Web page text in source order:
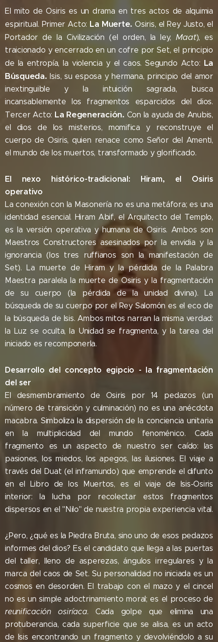
El mito de Osiris es un drama en tres actos de alquimia
espiritual. Primer Acto: La Muerte. Osiris, el Rey Justo, el
Portador de la Civilización (el orden, la ley, Maat), es
traicionado y encerrado en un cofre por Set, el principio
de la entropía, la violencia y el caos. Segundo Acto: La
Búsqueda. Isis, su esposa y hermana, principio del amor
inextinguible y la intuición sagrada, busca
incansablemente los fragmentos esparcidos del dios.
Tercer Acto: La Regeneración. Con la ayuda de Anubis,
el dios de los misterios, momifica y reconstruye el
cuerpo de Osiris, quien renace como Señor del Amenti,
el mundo de los muertos, transformado y glorificado.
El nexo histórico-tradicional: Hiram, el Osiris
operativo
La conexión con la Masonería no es una metáfora; es una
identidad esencial. Hiram Abif, el Arquitecto del Templo,
es la versión operativa y humana de Osiris. Ambos son
Maestros Constructores asesinados por la envidia y la
ignorancia (los tres ruffianos son la manifestación de
Set). La muerte de Hiram y la pérdida de la Palabra
Maestra paralela la muerte de Osiris y la fragmentación
de su cuerpo (la pérdida de la unidad divina). La
búsqueda de su cuerpo por el Rey Salomón es el eco de
la búsqueda de Isis. Ambos mitos narran la misma verdad:
la Luz se oculta, la Unidad se fragmenta, y la tarea del
iniciado es recomponerla.
Desarrollo del concepto egipcio - la fragmentación
del ser
El desmembramiento de Osiris por 14 pedazos (un
número de transición y culminación) no es una anécdota
macabra. Simboliza la dispersión de la conciencia unitaria
en la multiplicidad del mundo fenoménico. Cada
fragmento es un aspecto de nuestro ser caído: las
pasiones, los miedos, los apegos, las ilusiones. El viaje a
través del Duat (el inframundo) que emprende el difunto
en el Libro de los Muertos, es el viaje de Isis-Osiris
interior: la lucha por recolectar estos fragmentos
dispersos en el "Nilo" de nuestra propia experiencia vital.
¿Pero, ¿qué es la Piedra Bruta, sino uno de esos pedazos
informes del dios? Es el candidato que llega a las puertas
del taller, lleno de asperezas, ángulos irregulares y la
marca del caos de Set. Su personalidad no iniciada es un
cosmos en desorden. El trabajo con el mazo y el cincel
no es un simple adoctrinamiento moral; es el proceso de
reunificación osiríaca. Cada golpe que elimina una
protuberancia, cada superficie que se alisa, es un acto
de Isis encontrando un fragmento y devolviéndolo a su